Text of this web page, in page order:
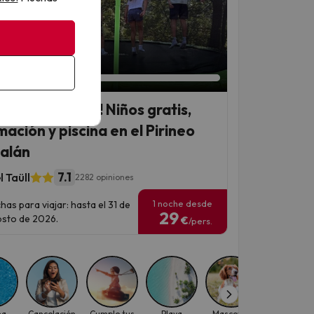
4 días 13 horas
en familia! Niños gratis,
y piscina en el Pirineo
Taüll 7.1 2282 opiniones
para viajar: hasta el 31 de
de 2026.
1 noche desde
29€/pers.